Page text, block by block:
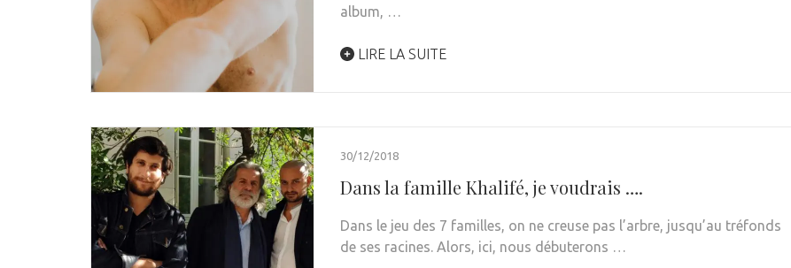
album, …
LIRE LA SUITE
30/12/2018
Dans la famille Khalifé, je voudrais ….
Dans le jeu des 7 familles, on ne creuse pas l’arbre, jusqu’au tréfonds
de ses racines. Alors, ici, nous débuterons …